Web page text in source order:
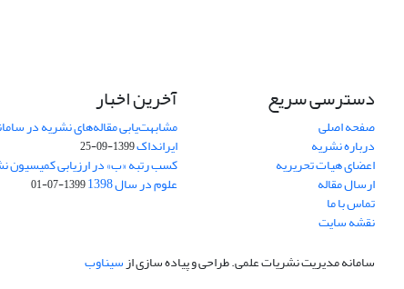
دسترسی سریع
صفحه اصلی
درباره نشریه
اعضای هیات تحریریه
ارسال مقاله
تماس با ما
نقشه سایت
آخرین اخبار
مشابهت‌یابی مقاله‌های نشریه در
ایرانداک1399-09-25
کسب رتبه «ب» در ارزیابی کمیسیون
علوم در سال 1398 1399-07-01
سامانه مدیریت نشریات علمی.طراحی و پیاده سازی ازسیناوب